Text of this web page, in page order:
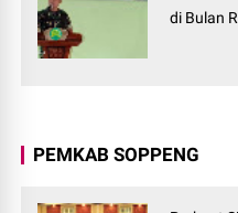
di Bulan
PEMKAB SOPPENG